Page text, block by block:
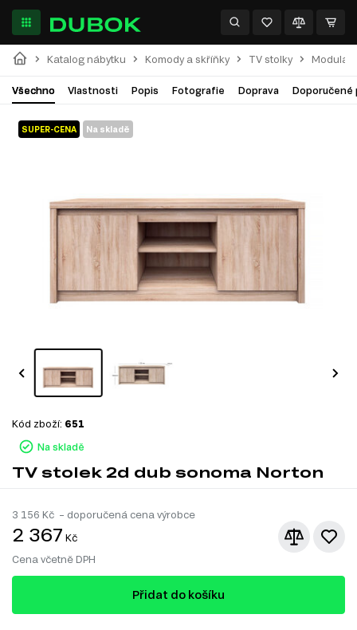
Katalog nábytku Komody a skříňky TV stolky
Všechno Vlastnosti Popis Fotografie Doprava Doporučené
SUPER-CENA Na skladě
Na skladě
Kód zboží: 651
TV stolek 2d dub sonoma Norton
3 156 Kč – doporučená cena výrobce
2 367 Kč
Cena včetně DPH
Přidat do košíku